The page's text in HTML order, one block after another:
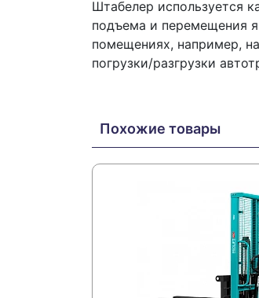
Штабелер используется
подъема и перемещения
помещениях, например,
погрузки/разгрузки
Похожие товары